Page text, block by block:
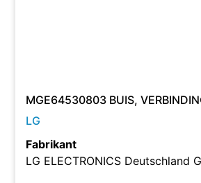
MGE64530803 BUIS,
LG
Fabrikant
LG ELECTRONICS Deutschland